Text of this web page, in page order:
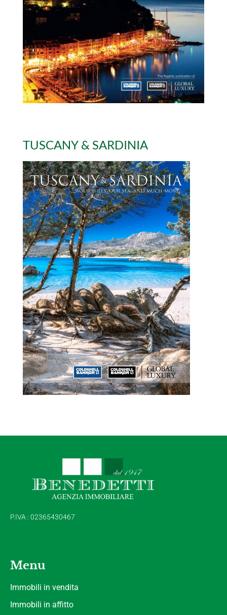
TUSCANY & SARDINIA
P.IVA : 02365430467
Menu
Immobili in vendita
Immobili in affitto